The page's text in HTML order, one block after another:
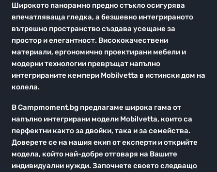
Широкото панорамно предно стъкло осигурява
впечатляваща гледка, а безшевно интегрираното
вътрешно пространство създава усещане за
простор и елегантност. Висококачествени
материали, ергономично проектирани мебели и
модерни технологии превръщат напълно
интегрираните кемпери Mobilvetta в истински дом на
колела.
В Campmoment.bg предлагаме широка гама от
напълно интегрирани модели Mobilvetta, които са
перфектни както за двойки, така и за семейства.
Доверете се на нашия екип от експерти и открийте
модела, който най-добре отговаря на Вашите
индивидуални нужди. Започнете своето следващо